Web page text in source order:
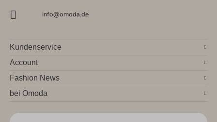
info@omoda.de
Kundenservice
Account
Fashion News
bei Omoda